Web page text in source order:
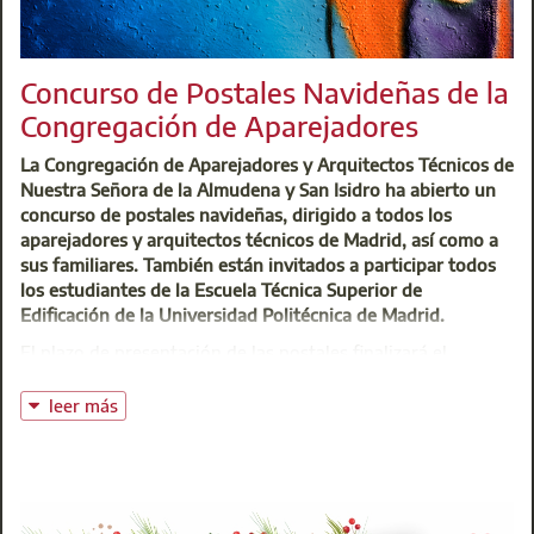
Concurso de Postales Navideñas de la
Congregación de Aparejadores
La Congregación de Aparejadores y Arquitectos Técnicos de
Nuestra Señora de la Almudena y San Isidro ha abierto un
concurso de postales navideñas, dirigido a todos los
aparejadores y arquitectos técnicos de Madrid, así como a
sus familiares. También están invitados a participar todos
los estudiantes de la Escuela Técnica Superior de
Edificación de la Universidad Politécnica de Madrid.
cerrado en el que se escribirá “CONCURSO POSTAL
NAVIDEÑA”. Este sobre deberá incluir el dibujo de la postal
correspondiente al ALIAS. Estas candidaturas se podrán
leer más